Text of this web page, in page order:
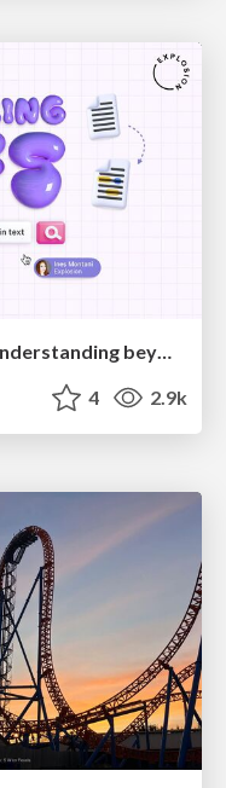
Conquering PDFs: document understanding beyond plain text
4 2.9k